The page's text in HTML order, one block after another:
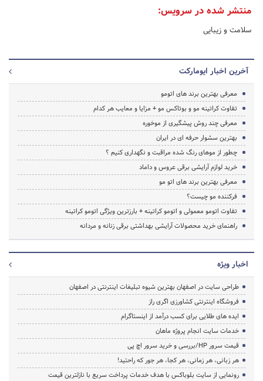
منتشر شده در سرویس:
سلامت و زیبایی
آخرین اخبار ایومارکت
معرفی بهترین برند های اتومو
تفاوت کراتینه مو و بوتاکس مو + مزایا و معایب هر کدام
معرفی چند روش پیشگیری از موخوره
بهترین سشوار حرفه ای در ایران
چطور از موهای رنگ شده مراقبت و نگهداری کنیم ؟
خرید لوازم آرایشی برقی عروس و داماد
معرفی بهترین برند های اتو مو
فرکننده مو چیست؟
تفاوت اتومو معمولی و اتومو کراتینه + بارزترین ویژگی اتومو کراتینه
راهنمای خرید محصولات آرایشی بهداشتی برقی زنانه و مردانه
اخبار ویژه
طراحی سایت در اصفهان بهترین شیوه تبلیغات اینترنتی در اصفهان
فروشگاه اینترنتی کشاورزی اگری راز
ایده های طلایی برای کسب درآمد از اینستاگرام
خدمات سایت انجام پروژه ماهان
قیمت سرور HP/بررسی و خرید سرور اچ پی
هر زبانی، هر زمانی، هر کجا، هر جور که راحتید!
رونمایی از سایت بلوباکس با هدف خدمات پرداخت سریع با نازلترین قیمت